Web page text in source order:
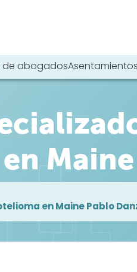
de abogadosAsentamientos
nuestro sitio web:
Maine
en Maine Pablo